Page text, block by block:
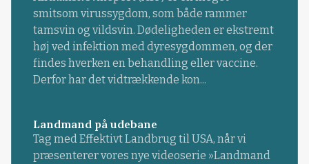
smitsom virussygdom, som både rammer
tamsvin og vildsvin. Dødeligheden er ekstremt
høj ved infektion med dyresygdommen, og der
findes hverken en behandling eller vaccine.
Derfor har det vidtrækkende kon...
Landmand på udebane
Tag med Effektivt Landbrug til USA, når vi
præsenterer vores nye videoserie »Landmand